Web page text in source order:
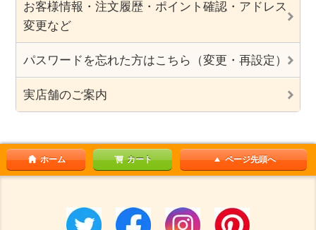
お客様情報・注文履歴・ポイント確認・アドレス
変更など
パスワードを忘れた方はこちら（変更・再設定）
実店舗のご案内
ホーム カート ページ先頭へ